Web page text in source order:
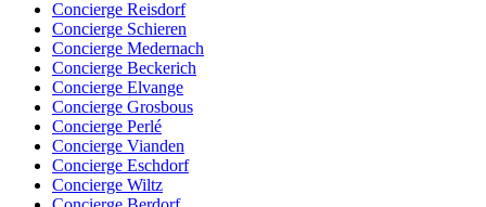
Concierge Reisdorf
Concierge Schieren
Concierge Medernach
Concierge Beckerich
Concierge Elvange
Concierge Grosbous
Concierge Perlé
Concierge Vianden
Concierge Eschdorf
Concierge Wiltz